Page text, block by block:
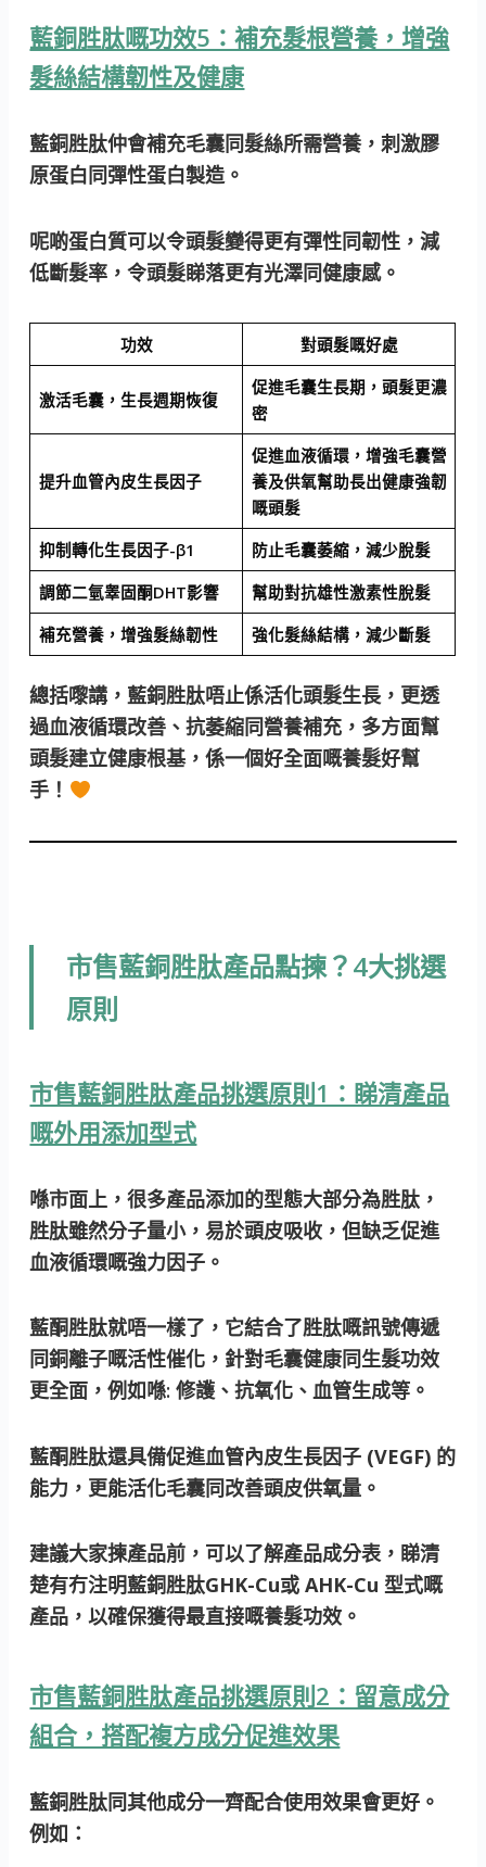
藍銅胜肽嘅功效5：補充髮根營養，增強
髮絲結構韌性及健康
藍銅胜肽仲會補充毛囊同髮絲所需營養，刺激膠
原蛋白同彈性蛋白製造。
呢啲蛋白質可以令頭髮變得更有彈性同韌性，減
低斷髮率，令頭髮睇落更有光澤同健康感。
功效 對頭髮嘅好處
激活毛囊，生長週期恢復
促進毛囊生長期，頭髮更濃
密
提升血管內皮生長因子
促進血液循環，增強毛囊營
養及供氧幫助長出健康強韌
嘅頭髮
抑制轉化生長因子-β1
防止毛囊萎縮，減少脫髮
調節二氫睾固酮DHT影響
幫助對抗雄性激素性脫髮
補充營養，增強髮絲韌性
強化髮絲結構，減少斷髮
總括嚟講，藍銅胜肽唔止係活化頭髮生長，更透
過血液循環改善、抗萎縮同營養補充，多方面幫
頭髮建立健康根基，係一個好全面嘅養髮好幫
手！
市售藍銅胜肽產品點揀？4大挑選
原則
市售藍銅胜肽產品挑選原則1：睇清產品
嘅外用添加型式
喺市面上，很多產品添加的型態大部分為胜肽，
胜肽雖然分子量小，易於頭皮吸收，但缺乏促進
血液循環嘅強力因子。
藍酮胜肽就唔一樣了，它結合了胜肽嘅訊號傳遞
同銅離子嘅活性催化 ， 針對毛囊健康同生髮功效
更全面，例如喺: 修護、抗氧化、血管生成等。
藍酮胜肽還具備促進血管內皮生長因子 (VEGF) 的
能力，更能活化毛囊同改善頭皮供氧量。
建議大家揀產品前，可以了解產品成分表，睇清
楚有冇注明藍銅胜肽GHK-Cu或 AHK-Cu 型式嘅
產品，以確保獲得最直接嘅養髮功效。
市售藍銅胜肽產品挑選原則2：留意成分
組合，搭配複方成分促進效果
藍銅胜肽同其他成分一齊配合使用效果會更好。
例如：